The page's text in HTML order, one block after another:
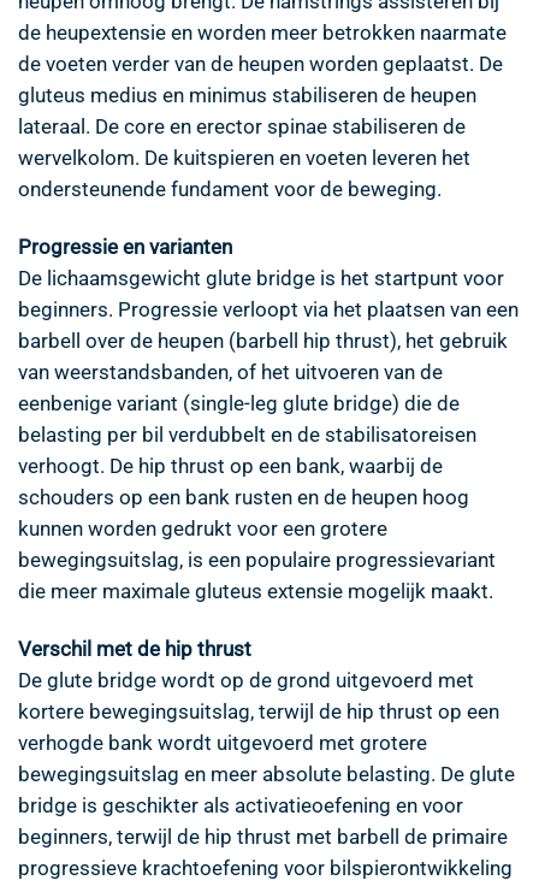
de heupextensie en worden meer betrokken naarmate
de voeten verder van de heupen worden geplaatst. De
gluteus medius en minimus stabiliseren de heupen
lateraal. De core en erector spinae stabiliseren de
wervelkolom. De kuitspieren en voeten leveren het
ondersteunende fundament voor de beweging.
Progressie en varianten
De lichaamsgewicht glute bridge is het startpunt voor
beginners. Progressie verloopt via het plaatsen van een
barbell over de heupen (barbell hip thrust), het gebruik
van weerstandsbanden, of het uitvoeren van de
eenbenige variant (single-leg glute bridge) die de
belasting per bil verdubbelt en de stabilisatoreisen
verhoogt. De hip thrust op een bank, waarbij de
schouders op een bank rusten en de heupen hoog
kunnen worden gedrukt voor een grotere
bewegingsuitslag, is een populaire progressievariant
die meer maximale gluteus extensie mogelijk maakt.
Verschil met de hip thrust
De glute bridge wordt op de grond uitgevoerd met
kortere bewegingsuitslag, terwijl de hip thrust op een
verhogde bank wordt uitgevoerd met grotere
bewegingsuitslag en meer absolute belasting. De glute
bridge is geschikter als activatieoefening en voor
beginners, terwijl de hip thrust met barbell de primaire
progressieve krachtoefening voor bilspierontwikkeling